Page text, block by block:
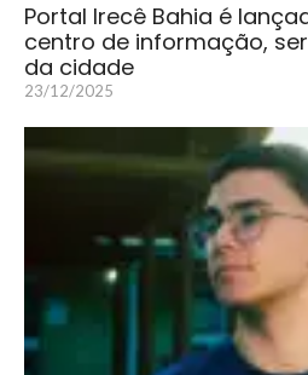
Portal Irecê Bahia é
centro de informação,
da cidade
23/12/2025